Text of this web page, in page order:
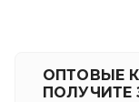
ОПТОВЫЕ
ПОЛУЧИТЕ